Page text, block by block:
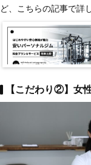
ど、こちらの記事で詳
【こだわり②】女